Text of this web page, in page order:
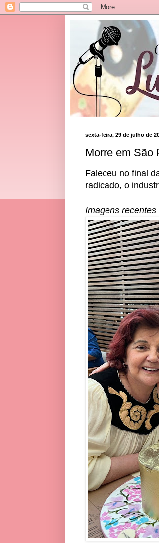
sexta-feira, 29 de julho de
Morre em São
Faleceu no final
radicado, o
Imagens